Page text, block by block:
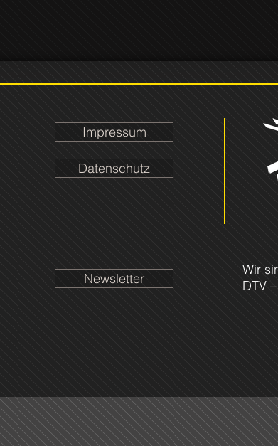
Impressum
Datenschutz
Newsletter
Wir
DTV